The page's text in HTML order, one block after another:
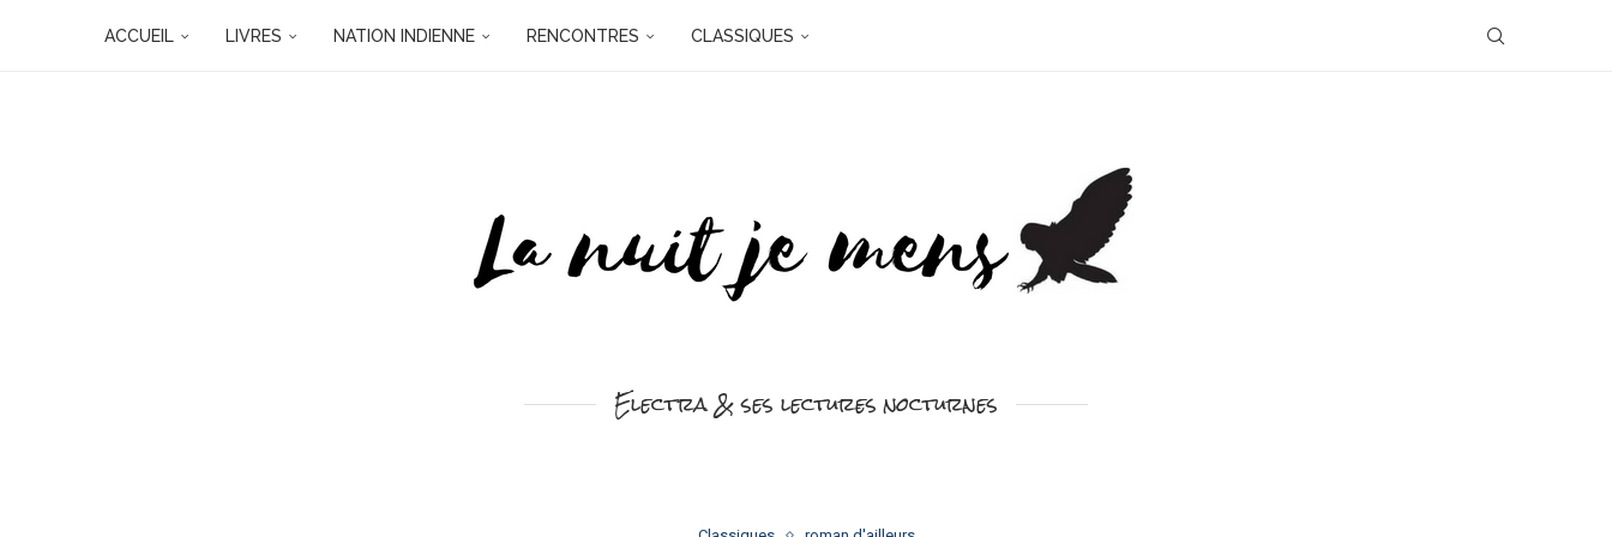
ACCUEIL LIVRES NATION INDIENNE RENCONTRES CLASSIQUES
Electra & ses lectures nocturnes